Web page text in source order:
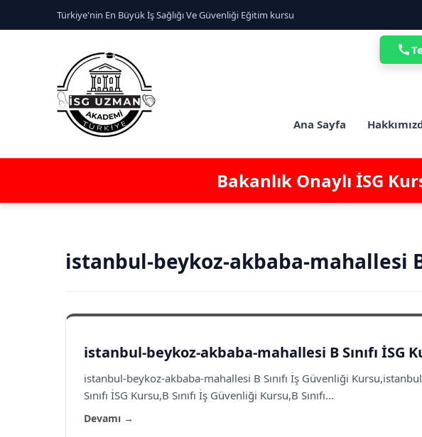
Türkiye'nin En Büyük İş Sağlığı Ve Güvenliği Eğitim kursu
Ana Sayfa
Bakanlık Onaylı İSG
istanbul-beykoz-akbaba-mahallesi
istanbul-beykoz-akbaba-mahallesi B Sınıfı İSG
istanbul-beykoz-akbaba-mahallesi B Sınıfı İş Güvenliği
Sınıfı İSG Kursu,B Sınıfı İş Güvenliği Kursu,B Sınıfı...
Devamı →